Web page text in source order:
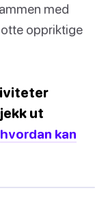
med
oppriktige
ut
hvordan kan